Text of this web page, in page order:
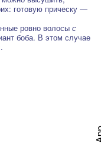
готовую прическу —
ровно волосы с
боба. В этом случае